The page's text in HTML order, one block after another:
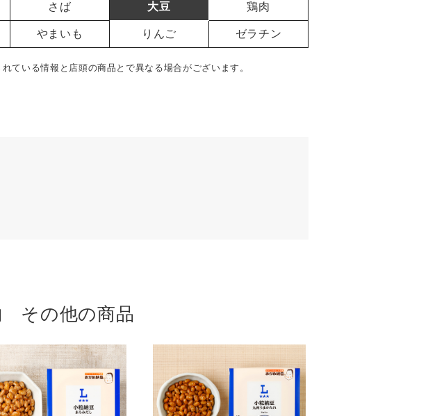
さば 大豆 鶏肉
やまいも りんご ゼラチン
ている情報と店頭の商品とで異なる場合がございます。
その他の商品